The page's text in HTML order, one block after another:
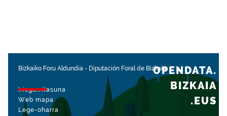
Bizkaiko Foru Aldundia - Diputación Foral de Bizkaia
Irisgarritasuna
Web mapa
Lege-oharra
OPENDATA.
BIZKAIA
.EUS